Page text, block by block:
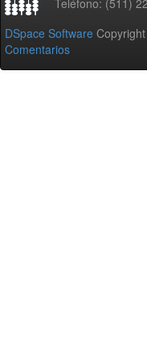
Teléfono: (511)
DSpace Software
Comentarios